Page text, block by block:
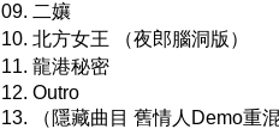
09. 二孃
10. 北方女王 （夜郎腦洞版）
11. 龍港秘密
12. Outro
13. （隱藏曲目 舊情人Demo重